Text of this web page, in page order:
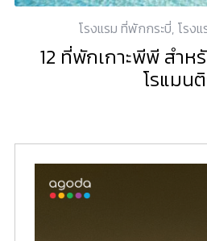
โรงแรม ที่พักกระบี่, โรง
12 ที่พักเกาะพีพี สำ
โรแมน